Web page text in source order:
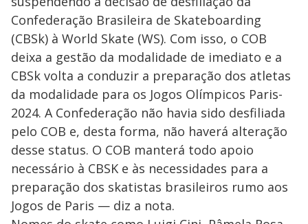
Confederação Brasileira de Skateboarding
(CBSk) à World Skate (WS). Com isso, o COB
deixa a gestão da modalidade de imediato e a
CBSk volta a conduzir a preparação dos atletas
da modalidade para os Jogos Olímpicos Paris-
2024. A Confederação não havia sido desfiliada
pelo COB e, desta forma, não haverá alteração
desse status. O COB manterá todo apoio
necessário à CBSK e às necessidades para a
preparação dos skatistas brasileiros rumo aos
Jogos de Paris — diz a nota.